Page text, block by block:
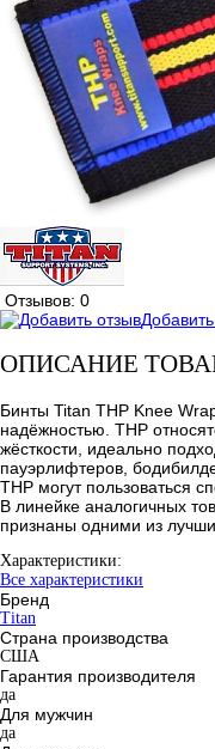
Отзывов: 0
ОПИСАНИЕ
Бинты Titan THP Knee
надёжностью. THP
жёсткости, идеально
пауэрлифтеров,
THP могут пользоваться
В линейке аналогичных
признаны одними из
Характеристики:
Все характеристики
Бренд
Titan
Страна производства
США
Гарантия производителя
да
Для мужчин
да